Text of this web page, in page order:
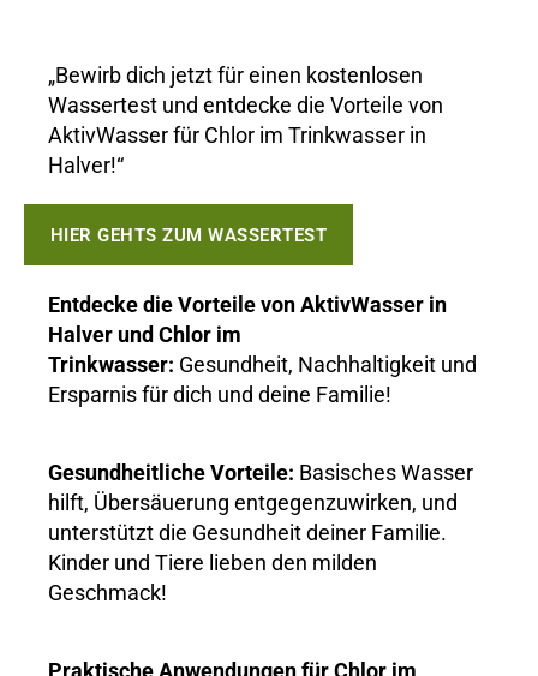
„Bewirb dich jetzt für einen kostenlosen
Wassertest und entdecke die Vorteile von
AktivWasser für Chlor im Trinkwasser in
Halver!“
HIER GEHTS ZUM WASSERTEST
Entdecke die Vorteile von AktivWasser in
Halver und Chlor im
Trinkwasser: Gesundheit, Nachhaltigkeit und
Ersparnis für dich und deine Familie!
Gesundheitliche Vorteile: Basisches Wasser
hilft, Übersäuerung entgegenzuwirken, und
unterstützt die Gesundheit deiner Familie.
Kinder und Tiere lieben den milden
Geschmack!
Praktische Anwendungen für Chlor im